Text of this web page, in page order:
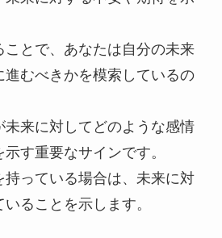
ことで、あなたは自分の未来
進むべきかを模索しているの
未来に対してどのような感情
す重要なサインです。
持っている場合は、未来に対
ることを示します。